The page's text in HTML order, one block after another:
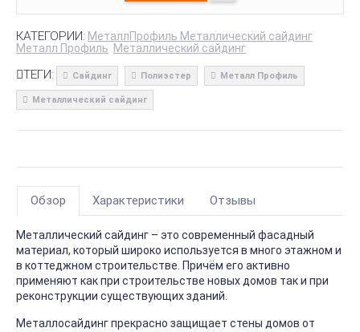
КАТЕГОРИИ: МеталлПрофиль Металлический сайдинг
Металл Профиль Металлический сайдинг
ТЕГИ: Сайдинг Полиэстер Металл Профиль
Металлический сайдинг
Обзор Характеристики Отзывы
Металлический сайдинг – это современный фасадный
материал, который широко используется в много этажном и
в коттеджном строительстве. Причём его активно
применяют как при строительстве новых домов так и при
реконструкции существующих зданий.
Металлосайдинг прекрасно защищает стены домов от